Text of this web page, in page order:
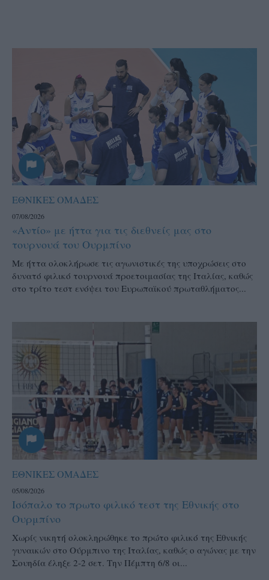
ΕΘΝΙΚΕΣ ΟΜΑΔΕΣ
07/08/2026
«Αντίο» με ήττα για τις διεθνείς μας στο
τουρνουά του Ουρμπίνο
Mε ήττα ολοκλήρωσε τις αγωνιστικές της υποχρώσεις στο
δυνατό φιλικό τουρνουά προετοιμασίας της Ιταλίας, καθώς
στο τρίτο τεστ ενόψει του Ευρωπαϊκού πρωταθλήματος...
ΕΘΝΙΚΕΣ ΟΜΑΔΕΣ
05/08/2026
Ισόπαλο το πρωτο φιλικό τεστ της Εθνικής στο
Ουρμπίνο
Χωρίς νικητή ολοκληρώθηκε το πρώτο φιλικό της Εθνικής
γυναικών στο Ούρμπινο της Ιταλίας, καθώς ο αγώνας με την
Σουηδία έληξε 2-2 σετ. Την Πέμπτη 6/8 οι...